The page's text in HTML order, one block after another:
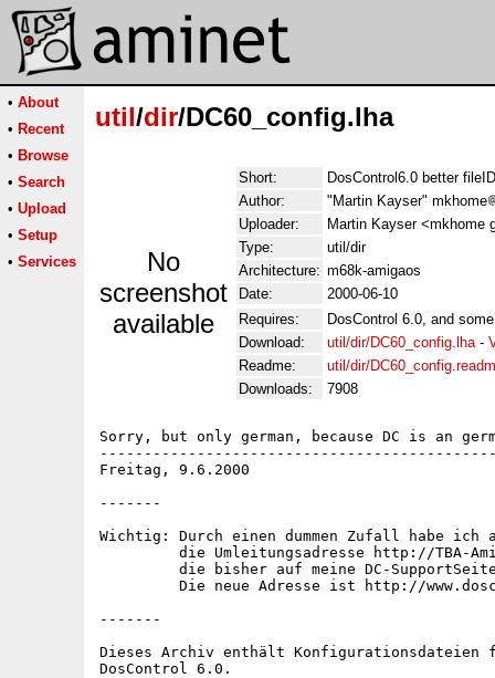
• About
• Recent
• Browse
• Search
• Upload
• Setup
• Services
util/dir/DC60_config.lha
No
screenshot
available
Short:
DosControl6.0 better
Author:
"Martin Kayser" mkhome
Uploader:
Martin Kayser <mkhome
Type:
util/dir
Architecture: m68k-amigaos
Date:
2000-06-10
Requires:
DosControl 6.0, and
Download:
util/dir/DC60_config.lha-
Readme:
util/dir/
Downloads:
7908
Sorry, but only german, because DC is an
Freitag, 9.6.2000
-------
Wichtig: Durch einen dummen Zufall habe ich
die Umleitungsadresse http://TBA-
die bisher auf meine DC-
Die neue Adresse ist http://
-------
Dieses Archiv enthält Konfigurationsdateien
DosControl 6.0.